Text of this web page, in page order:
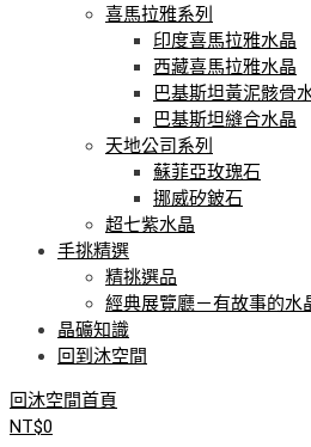
喜馬拉雅系列
印度喜馬拉雅水晶
西藏喜馬拉雅水晶
巴基斯坦黃泥骸骨
巴基斯坦縫合水晶
天地公司系列
蘇菲亞玫瑰石
挪威矽鈹石
超七紫水晶
手挑精選
精挑選品
經典展覽廳－有故事的水
晶礦知識
回到沐空間
回沐空間首頁
NT$0